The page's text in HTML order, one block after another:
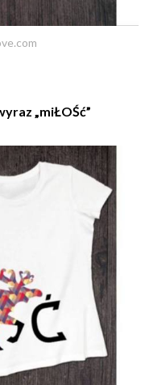
„miŁOŚć”